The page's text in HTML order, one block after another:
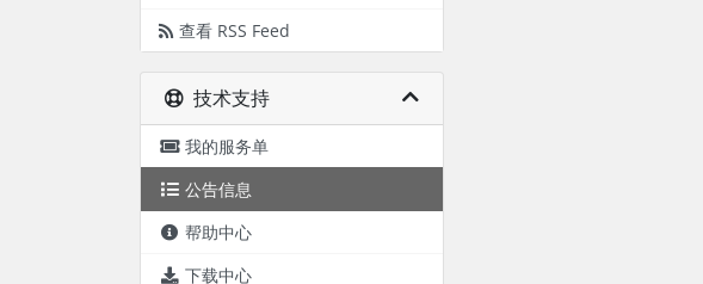
查看 RSS Feed
技术支持
我的服务单
公告信息
帮助中心
下载中心